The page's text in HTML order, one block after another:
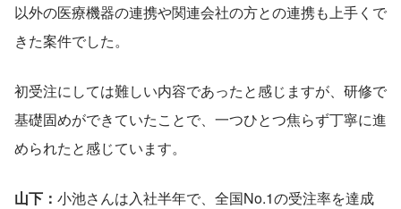
以外の医療機器の連携や関連会社の方との連携も上手くで
きた案件でした。
初受注にしては難しい内容であったと感じますが、研修で
基礎固めができていたことで、一つひとつ焦らず丁寧に進
められたと感じています。
山下： 小池さんは入社半年で、全国No.1の受注率を達成